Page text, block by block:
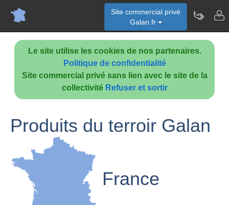
Le site utilise les cookies de nos partenaires.
Politique de confidentialité
Site commercial privé sans lien avec le site de la
collectivité Refuser et sortir
Site commercial privé
Galan.fr
Produits du terroir Galan
France